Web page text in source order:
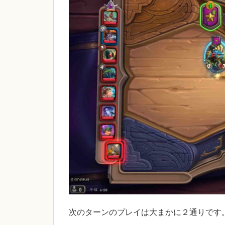
次のターンのプレイは大まかに２通りです